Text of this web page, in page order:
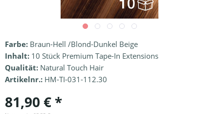
Farbe: Braun-Hell /Blond-Dunkel Beige
Inhalt: 10 Stück Premium Tape-In Extensions
Qualität: Natural Touch Hair
Artikelnr.: HM-TI-031-112.30
81,90 € *